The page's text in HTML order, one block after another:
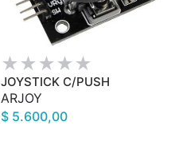
JOYSTICK C/PUSH
ARJOY
$ 5.600,00